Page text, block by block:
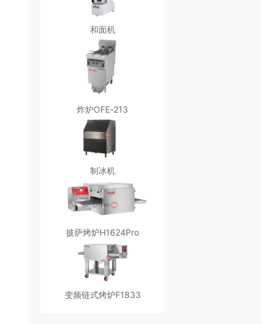
和面机
炸炉OFE-213
制冰机
披萨烤炉H1624Pro
变频链式烤炉F1833